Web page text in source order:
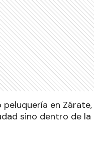
en Zárate,
sino dentro de la